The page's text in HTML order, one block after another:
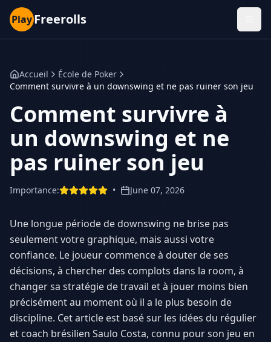
PlayFreerolls
Accueil
École de Poker
Comment survivre à un downswing et ne pas ruiner son jeu
Comment survivre à
un downswing et ne
pas ruiner son jeu
Importance: • June 07, 2026
Une longue période de downswing ne brise pas
seulement votre graphique, mais aussi votre
confiance. Le joueur commence à douter de ses
décisions, à chercher des complots dans la room, à
changer sa stratégie de travail et à jouer moins bien
précisément au moment où il a le plus besoin de
discipline. Cet article est basé sur les idées du régulier
et coach brésilien Saulo Costa, connu pour son jeu en